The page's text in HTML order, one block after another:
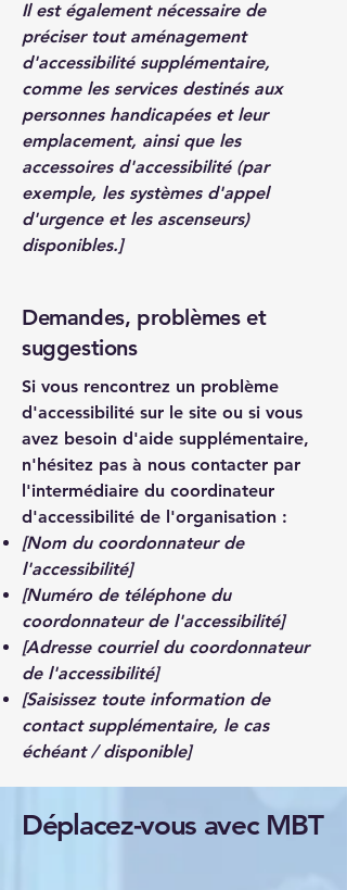
Il est également nécessaire de
préciser tout aménagement
d'accessibilité supplémentaire,
comme les services destinés aux
personnes handicapées et leur
emplacement, ainsi que les
accessoires d'accessibilité (par
exemple, les systèmes d'appel
d'urgence et les ascenseurs)
disponibles.]
Demandes, problèmes et
suggestions
Si vous rencontrez un problème
d'accessibilité sur le site ou si vous
avez besoin d'aide supplémentaire,
n'hésitez pas à nous contacter par
l'intermédiaire du coordinateur
d'accessibilité de l'organisation :
[Nom du coordonnateur de
l'accessibilité]
[Numéro de téléphone du
coordonnateur de l'accessibilité]
[Adresse courriel du coordonnateur
de l'accessibilité]
[Saisissez toute information de
contact supplémentaire, le cas
échéant / disponible]
Déplacez-vous avec MBT